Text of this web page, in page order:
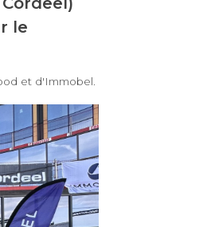
le
et d'Immobel.